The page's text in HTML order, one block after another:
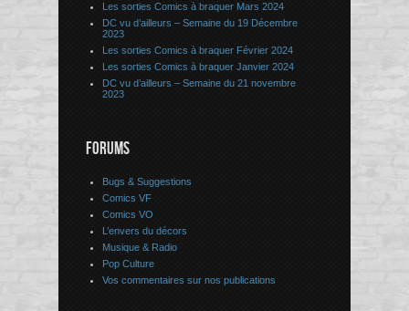
Les sorties Comics à braquer Mars 2024
DC vu d’ailleurs – Semaine du 19 Décembre
2023
Les sorties Comics à braquer Février 2024
Les sorties Comics à braquer Janvier 2024
DC vu d’ailleurs – Semaine du 21 novembre
2023
FORUMS
Bugs & Suggestions
Comics VF
Comics VO
L’envers du décors
Musique & Radio
Pop Culture
Vos commentaires sur nos publications